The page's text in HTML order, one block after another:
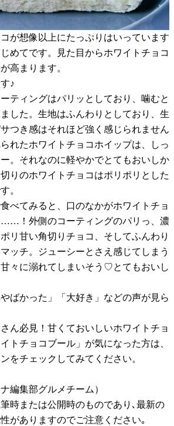
が想像以上にたっぷりはいっています
めてです。見た目からホワイトチョコ
高まります。
♪
ティングはパリッとしており、噛むと
した。生地はふんわりとしており、生
つき感はそれほど強く感じられません
れたホワイトチョコホイップは、しっ
。それなのに軽やかでとてもおいしか
りのホワイトチョコはポリポリとした
。
べてみると、口のなかがホワイトチョ
……！外側のコーティングのパリっ、濃
リ甘い角切りチョコ、そしてふんわり
ッチ。ジューシーとさえ感じてしまう
々に溺れてしまいそう♡とてもおいし
ばかった」「大好き」などの声が見ら
ん必見！甘くておいしいホワイトチョ
トチョコブール」が気になった方は、
をチェックしてみてください。
編集部グルメチーム）
時または公開時のものであり､最新の
がありますのでご注意ください｡